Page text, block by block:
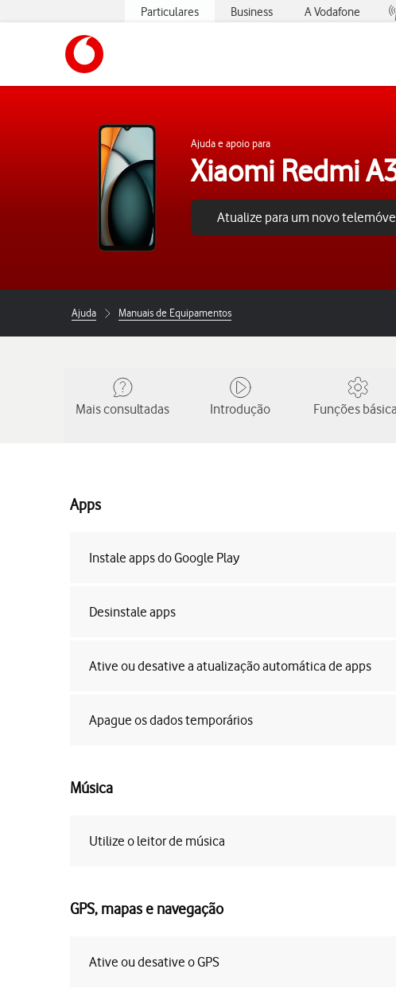
Particulares Business A Vodafone
Ajuda e apoio para
Xiaomi Redmi
Atualize para um novo
Ajuda Manuais de Equipamentos
Mais consultadas Introdução Funções
Apps
Instale apps do Google Play
Desinstale apps
Ative ou desative a atualização automática de apps
Apague os dados temporários
Música
Utilize o leitor de música
GPS, mapas e navegação
Ative ou desative o GPS